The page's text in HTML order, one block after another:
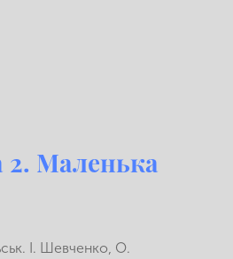
2. Маленька
І. Шевченко, О.